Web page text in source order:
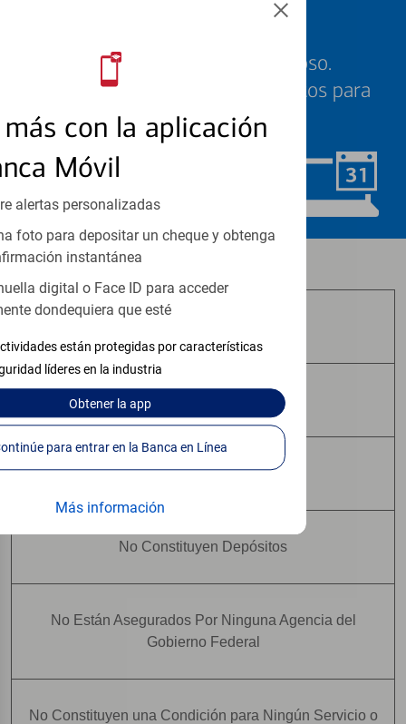
con la aplicación
Móvil
alertas personalizadas
foto para depositar un cheque y obtenga
instantánea
digital o Face ID para acceder
dondequiera que esté
están protegidas por características
líderes en la industria
Obtenerla app
Continúe para entrar en la Banca en Línea
Más información
Sabemos que su tiempo es valioso.
Nuestros especialistas están listos para
ayudarle cuando quiera.
Los productos de inversión y seguros:
No Tienen Garantía Bancaria
Pueden Perder Valor
No Constituyen Depósitos
No Están Asegurados Por Ninguna Agencia del
Gobierno Federal
No Constituyen una Condición para Ningún Servicio o